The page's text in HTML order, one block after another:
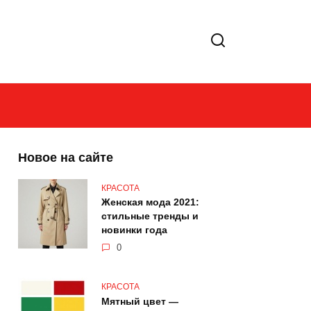
Новое на сайте
КРАСОТА
Женская мода 2021:
стильные тренды и
новинки года
0
КРАСОТА
Мятный цвет —